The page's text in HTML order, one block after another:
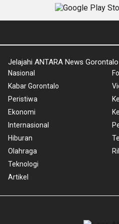
Jelajahi ANTARA News Gorontalo
Nasional
Kabar Gorontalo
Peristiwa
Ekonomi
Internasional
Hiburan
Olahraga
Teknologi
Artikel